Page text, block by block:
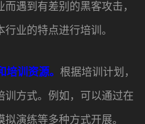
遇到有差别的黑客攻击，
业的特点进行培训。
训资源。 根据培训计划，
训方式。例如，可以通过在
演练等多种方式开展。